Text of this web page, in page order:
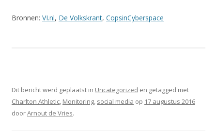
Bronnen: VI.nl, De Volkskrant, CopsinCyberspace
Dit bericht werd geplaatst in Uncategorized en getagged met
Charlton Athletic, Monitoring, social media op 17 augustus 2016
doorArnout de Vries.